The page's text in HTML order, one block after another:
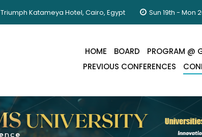
Triumph Katameya Hotel, Cairo, Egypt Sun 19th - Mon
HOME BOARD PROGRAM @
PREVIOUS CONFERENCES